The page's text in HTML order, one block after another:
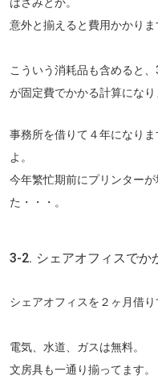
意外と揃えると費用かかりま
こういう消耗品も含めると
が固定費でかかる計算になり
事務所を借りて４年になり
よ。
今年繁忙期前にプリンター
た・・・。
3-2. シェアオフィスでか
シェアオフィスを２ヶ月借
電気、水道、ガスは無料。
文房具も一通り揃ってます。